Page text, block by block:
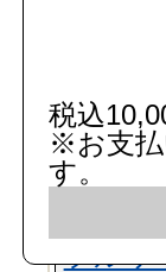
フルワ
税込
※お支払
す。